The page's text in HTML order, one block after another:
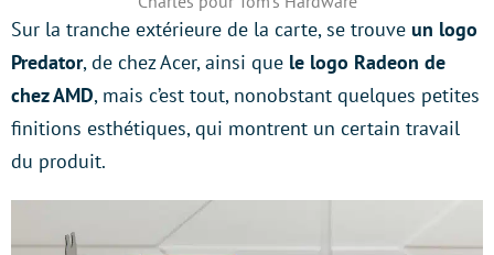
Sur la tranche extérieure de la carte, se trouve un logo
Predator, de chez Acer, ainsi que le logo Radeon de
chez AMD, mais c’est tout, nonobstant quelques petites
finitions esthétiques, qui montrent un certain travail
du produit.